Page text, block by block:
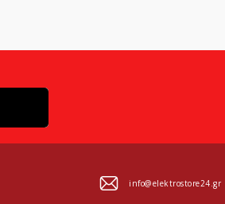
info@elektrostore24.gr